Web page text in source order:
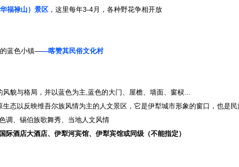
福禄山）景区 ，这里每年3-4月，各种野花争相开放
蓝色小镇——喀赞其民俗文化村
貌与格局，并以蓝色为主,蓝色的大门、屋檐、墙面、窗棂...
态以反映维吾尔族风情为主的人文景区，它是伊犁城市形象的窗口，也是
调、锡伯族歌舞秀、当地人文风情
际酒店大酒店、伊犁河宾馆、伊犁宾馆或同级（不能指定）